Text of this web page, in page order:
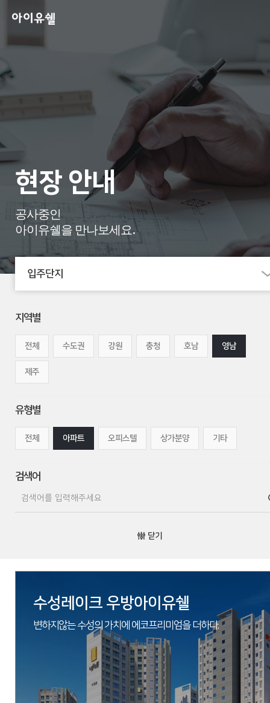
현장 안내
공사중인
아이유쉘을 만나보세요.
입주단지
지역별
전체 수도권 강원 충청 호남 영남
제주
유형별
전체 아파트 오피스텔 상가분양 기타
검색어
닫기
수성레이크 우방아이유쉘
변하지않는 수성의 가치에 에코프리미엄을 더하다.